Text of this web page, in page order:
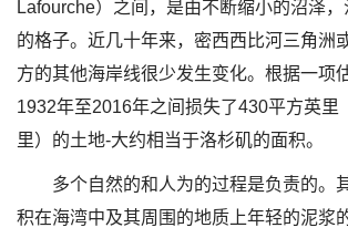
Lafourche）之间，是由不断缩小的沼泽
的格子。近几十年来，密西西比河三角洲
方的其他海岸线很少发生变化。根据一项
1932年至2016年之间损失了430平方英里
里）的土地-大约相当于洛杉矶的面积。
多个自然的和人为的过程是负责的。
积在海湾中及其周围的地质上年轻的泥浆